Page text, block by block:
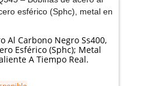
Al Carbono Negro Ss400,
Esférico (Sphc); Metal
A Tiempo Real.